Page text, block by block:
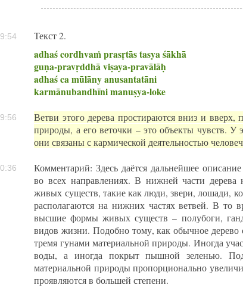
Текст 2.
adhaś cordhvaṁ prasṛtās tasya śākhā
guṇa-pravṛddhā viṣaya-pravālāḥ
adhaś ca mūlāny anusantatāni
karmānubandhīni manuṣya-loke
Ветви этого дерева простираются вниз и вверх,
природы, а его веточки – это объекты чувств. У
они связаны с кармической деятельностью
Комментарий: Здесь даётся дальнейшее
во всех направлениях. В нижней части дерева
живых существ, такие как люди, звери, лошади,
располагаются на нижних частях ветвей. В то
высшие формы живых существ – полубоги,
видов жизни. Подобно тому, как обычное дерево
тремя гунами материальной природы. Иногда
воды, а иногда покрыт пышной зеленью.
материальной природы пропорционально
проявляются в большей степени.